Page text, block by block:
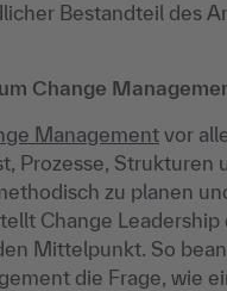
Bestandteil des
Change
Management vor
Prozesse, Strukturen
zu planen
Change Leadership
Mittelpunkt. So
die Frage, wie